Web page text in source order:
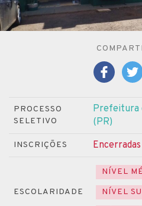
PROCESSO
SELETIVO
Prefeitura
(PR)
INSCRIÇÕES
ESCOLARIDADE
NÍVEL
NÍVEL